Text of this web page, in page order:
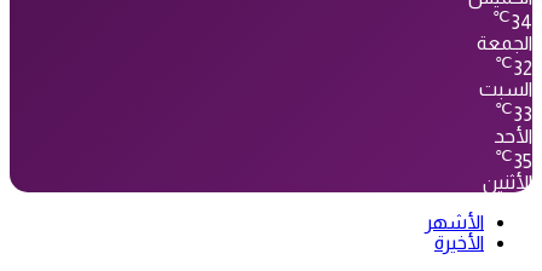
34
℃
الجمعة
32
℃
السبت
33
℃
الأحد
35
℃
الأثنين
الأشهر
الأخيرة